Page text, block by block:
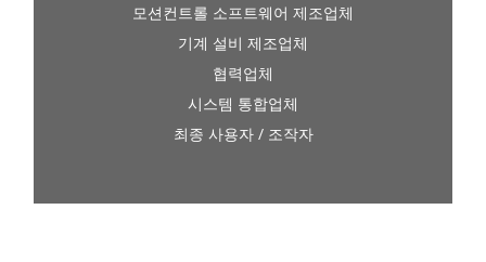
모션컨트롤 소프트웨어 제조업체
기계 설비 제조업체
협력업체
시스템 통합업체
최종 사용자 / 조작자